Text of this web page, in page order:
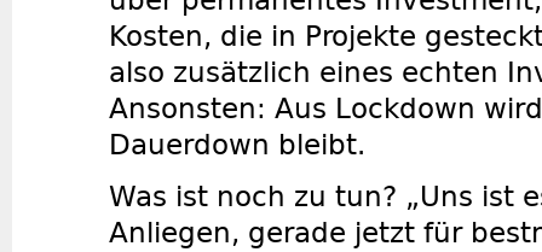
Kosten, die in Projekte
also zusätzlich eines echten
Ansonsten: Aus Lockdown
Dauerdown bleibt.
Was ist noch zu tun? „Uns ist
Anliegen, gerade jetzt für